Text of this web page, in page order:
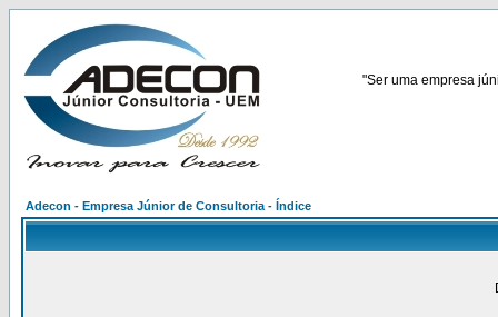
"Ser uma empresa
Adecon - Empresa Júnior de Consultoria - Índice